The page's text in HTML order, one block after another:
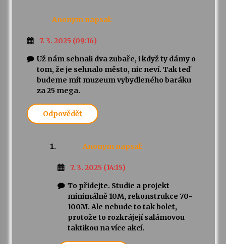
Anonym napsal:
7. 3. 2025 (09:16)
Už nám sehnali dva zubaře, i když ty dámy o
tom, že je sehnalo město, nic neví. Tak teď
budeme mít muzeum vybydleného baráku
za 25 mega.
Odpovědět
Anonym napsal:
7. 3. 2025 (14:15)
To přidejte. Studie a projekt
minimálně 10M, rekonstrukce 70-
100M. Ale nebude to tak bolet,
protože to rozkrájejí salámovou
taktikou na více akcí.